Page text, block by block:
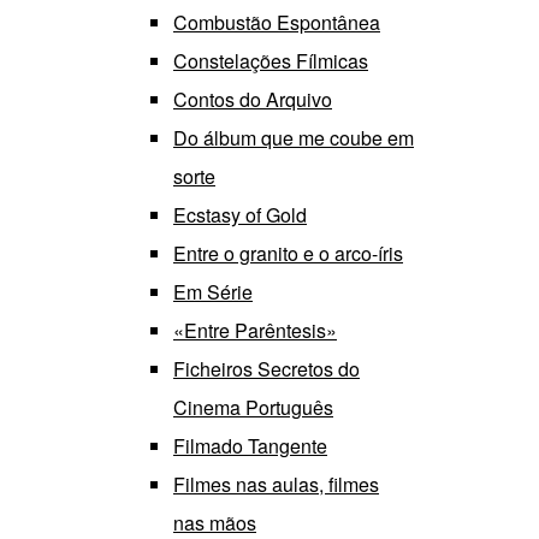
Combustão Espontânea
Constelações Fílmicas
Contos do Arquivo
Do álbum que me coube em
sorte
Ecstasy of Gold
Entre o granito e o arco-íris
Em Série
«Entre Parêntesis»
Ficheiros Secretos do
Cinema Português
Filmado Tangente
Filmes nas aulas, filmes
nas mãos